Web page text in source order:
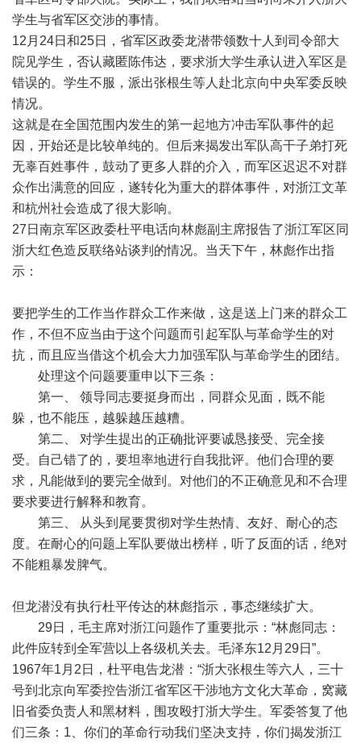
学生与省军区交涉的事情。
12月24日和25日，省军区政委龙潜带领数十人到司令部大
院见学生，否认藏匿陈伟达，要求浙大学生承认进入军区是
错误的。学生不服，派出张根生等人赴北京向中央军委反映
情况。
这就是在全国范围内发生的第一起地方冲击军队事件的起
因，开始还是比较单纯的。但后来揭发出军队高干子弟打死
无辜百姓事件，鼓动了更多人群的介入，而军区迟迟不对群
众作出满意的回应，遂转化为重大的群体事件，对浙江文革
和杭州社会造成了很大影响。
27日南京军区政委杜平电话向林彪副主席报告了浙江军区同
浙大红色造反联络站谈判的情况。当天下午，林彪作出指
示：
要把学生的工作当作群众工作来做，这是送上门来的群众工
作，不但不应当由于这个问题而引起军队与革命学生的对
抗，而且应当借这个机会大力加强军队与革命学生的团结。
处理这个问题要重申以下三条：
第一、 领导同志要挺身而出，同群众见面，既不能
躲，也不能压，越躲越压越糟。
第二、 对学生提出的正确批评要诚恳接受、完全接
受。自己错了的，要坦率地进行自我批评。他们合理的要
求，凡能做到的要完全做到。对他们的不正确意见和不合理
要求要进行解释和教育。
第三、 从头到尾要贯彻对学生热情、友好、耐心的态
度。在耐心的问题上军队要做出榜样，听了反面的话，绝对
不能粗暴发脾气。
但龙潜没有执行杜平传达的林彪指示，事态继续扩大。
29日，毛主席对浙江问题作了重要批示：“林彪同志：
此件应转到全军营以上各级机关去。毛泽东12月29日”。
1967年1月2日，杜平电告龙潜：“浙大张根生等六人，三十
号到北京向军委控告浙江省军区干涉地方文化大革命，窝藏
旧省委负责人和黑材料，围攻殴打浙大学生。军委答复了他
们三条：1、你们的革命行动我们坚决支持，你们揭发浙江